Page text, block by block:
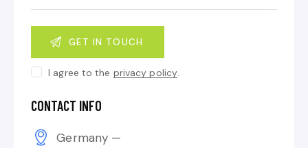
I agree to the privacy policy
CONTACT INFO
Germany —